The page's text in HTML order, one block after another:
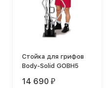
Стойка для грифов
Body-Solid GOBH5
14 690 ₽